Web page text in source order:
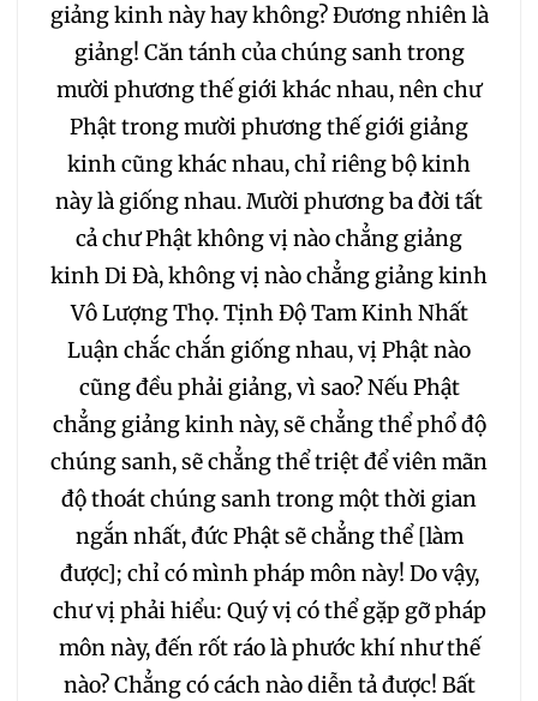
giảng kinh này hay không? Đương nhiên là
giảng! Căn tánh của chúng sanh trong
mười phương thế giới khác nhau, nên chư
Phật trong mười phương thế giới giảng
kinh cũng khác nhau, chỉ riêng bộ kinh
này là giống nhau. Mười phương ba đời tất
cả chư Phật không vị nào chẳng giảng
kinh Di Đà, không vị nào chẳng giảng kinh
Vô Lượng Thọ. Tịnh Độ Tam Kinh Nhất
Luận chắc chắn giống nhau, vị Phật nào
cũng đều phải giảng, vì sao? Nếu Phật
chẳng giảng kinh này, sẽ chẳng thể phổ độ
chúng sanh, sẽ chẳng thể triệt để viên mãn
độ thoát chúng sanh trong một thời gian
ngắn nhất, đức Phật sẽ chẳng thể [làm
được]; chỉ có mình pháp môn này! Do vậy,
chư vị phải hiểu: Quý vị có thể gặp gỡ pháp
môn này, đến rốt ráo là phước khí như thế
nào? Chẳng có cách nào diễn tả được! Bất